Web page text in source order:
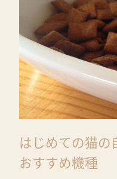
はじめての猫の
おすすめ機種